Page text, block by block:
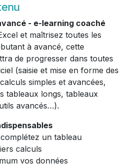
- e-learning coaché
et maîtrisez toutes les
à avancé, cette
de progresser dans toutes
(saisie et mise en forme des
simples et avancées,
tableaux longs, tableaux
avancés…).
un tableau
calculs
vos données